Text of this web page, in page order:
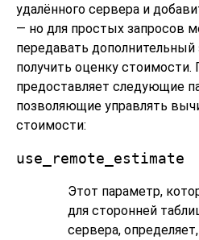
удалённого сервера и
— но для простых запросов
передавать дополнительный
получить оценку стоимости.
предоставляет следующие
позволяющие управлять
стоимости:
use_remote_estimate
Этот параметр,
для сторонней
сервера,